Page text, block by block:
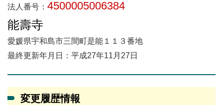
法人番号： 4500005006384
能壽寺
愛媛県宇和島市三間町是能１１３番地
最終更新年月日：平成27年11月27日
変更履歴情報